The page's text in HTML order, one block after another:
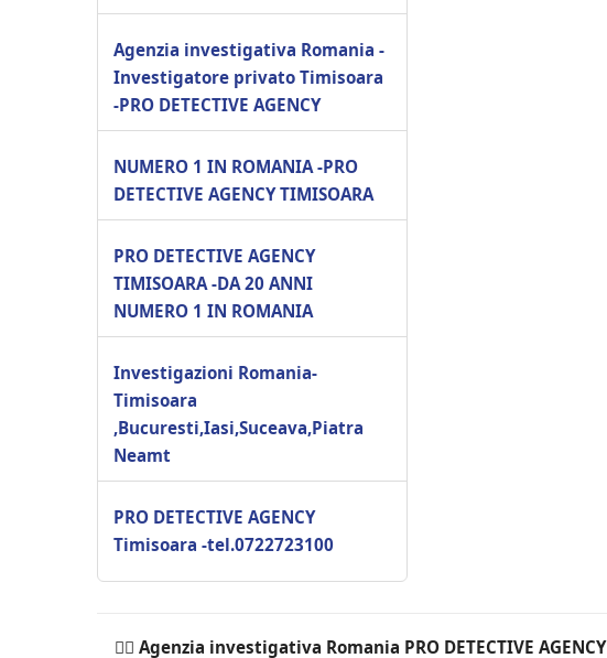
Agenzia investigativa Romania -
Investigatore privato Timisoara
-PRO DETECTIVE AGENCY
NUMERO 1 IN ROMANIA -PRO
DETECTIVE AGENCY TIMISOARA
PRO DETECTIVE AGENCY
TIMISOARA -DA 20 ANNI
NUMERO 1 IN ROMANIA
Investigazioni Romania-
Timisoara
,Bucuresti,Iasi,Suceava,Piatra
Neamt
PRO DETECTIVE AGENCY
Timisoara -tel.0722723100
🕵️‍♂ Agenzia investigativa Romania PRO DETECTIVE AGENCY